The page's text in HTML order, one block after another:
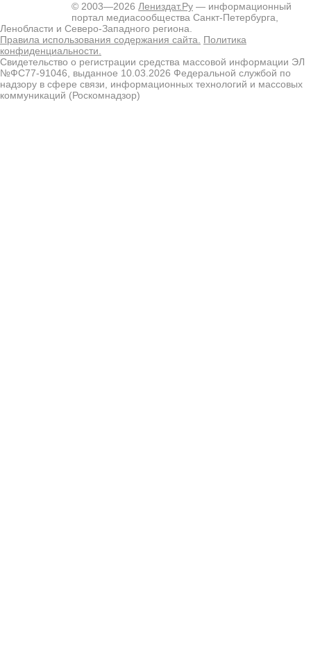
© 2003—2026 Лениздат.Ру — информационный
портал медиасообщества Санкт-Петербурга,
Ленобласти и Северо-Западного региона.
Правила использования содержания сайта.
Политика
конфиденциальности.
Свидетельство о регистрации средства массовой информации ЭЛ
№ФС77-91046, выданное 10.03.2026 Федеральной службой по
надзору в сфере связи, информационных технологий и массовых
коммуникаций (Роскомнадзор)